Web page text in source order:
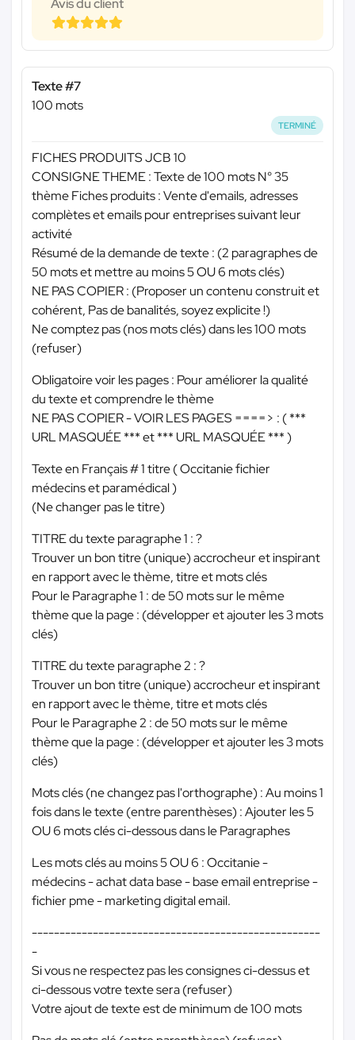
Texte #7
100 mots
TERMINÉ
FICHES PRODUITS JCB 10
CONSIGNE THEME : Texte de 100 mots N° 35
thème Fiches produits : Vente d'emails, adresses
complètes et emails pour entreprises suivant leur
activité
Résumé de la demande de texte : (2 paragraphes de
50 mots et mettre au moins 5 OU 6 mots clés)
NE PAS COPIER : (Proposer un contenu construit et
cohérent, Pas de banalités, soyez explicite !)
Ne comptez pas (nos mots clés) dans les 100 mots
(refuser)
Obligatoire voir les pages : Pour améliorer la qualité
du texte et comprendre le thème
NE PAS COPIER - VOIR LES PAGES ====> : (***
URL MASQUÉE ***et*** URL MASQUÉE ***)
Texte en Français # 1 titre ( Occitanie fichier
médecins et paramédical )
(Ne changer pas le titre)
TITRE du texte paragraphe 1 : ?
Trouver un bon titre (unique) accrocheur et inspirant
en rapport avec le thème, titre et mots clés
Pour le Paragraphe 1 : de 50 mots sur le même
thème que la page : (développer et ajouter les 3 mots
clés)
TITRE du texte paragraphe 2 : ?
Trouver un bon titre (unique) accrocheur et inspirant
en rapport avec le thème, titre et mots clés
Pour le Paragraphe 2 : de 50 mots sur le même
thème que la page : (développer et ajouter les 3 mots
clés)
Mots clés (ne changez pas l'orthographe) : Au moins 1
fois dans le texte (entre parenthèses) : Ajouter les 5
OU 6 mots clés ci-dessous dans le Paragraphes
Les mots clés au moins 5 OU 6 : Occitanie -
médecins - achat data base - base email entreprise -
fichier pme - marketing digital email.
----------------------------------------------------
-
Si vous ne respectez pas les consignes ci-dessus et
ci-dessous votre texte sera (refuser)
Votre ajout de texte est de minimum de 100 mots